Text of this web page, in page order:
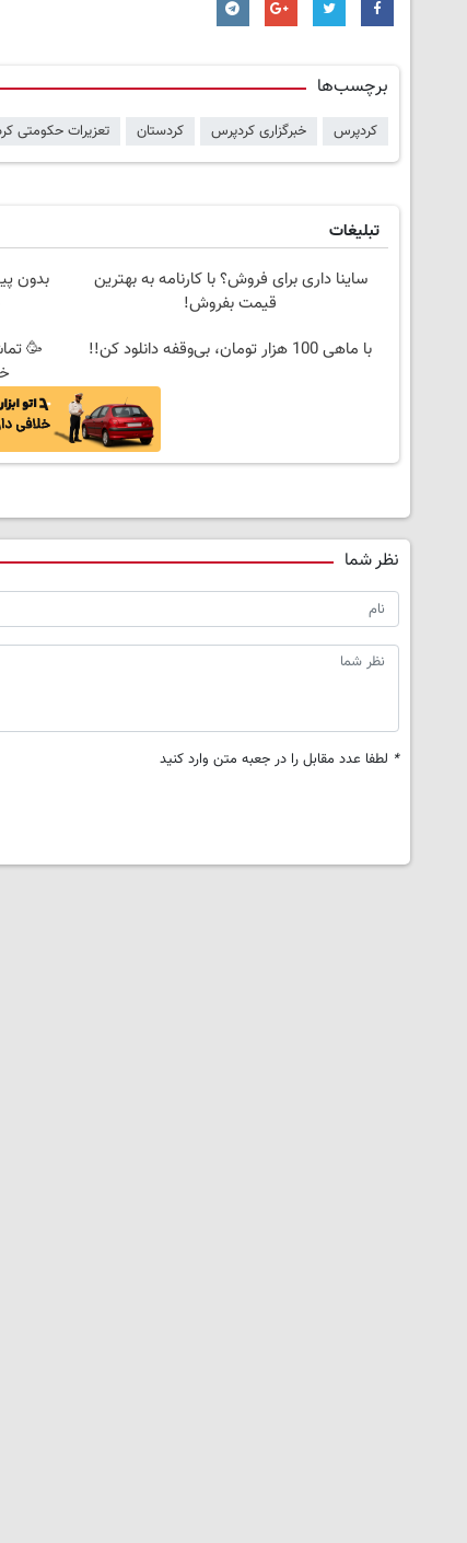
برچسب‌ها
کردپرس خبرگزاری کردپرس کردستان تعزیرات حکومتی
تبلیغات
ساینا داری برای فروش؟ با کارنامه به بهترین
قیمت بفروش!
با ماهی 100 هزار تومان، بی‌وقفه دانلود کن!!
🥳
نظر شما
* لطفا عدد مقابل را در جعبه متن وارد کنید